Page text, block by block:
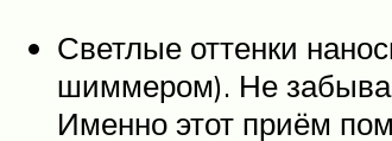
Светлые оттенки
шиммером). Не
Именно этот приём